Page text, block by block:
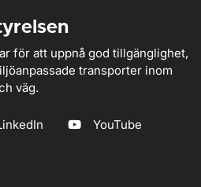
för att uppnå god tillgänglighet,
transporter inom
väg.
YouTube